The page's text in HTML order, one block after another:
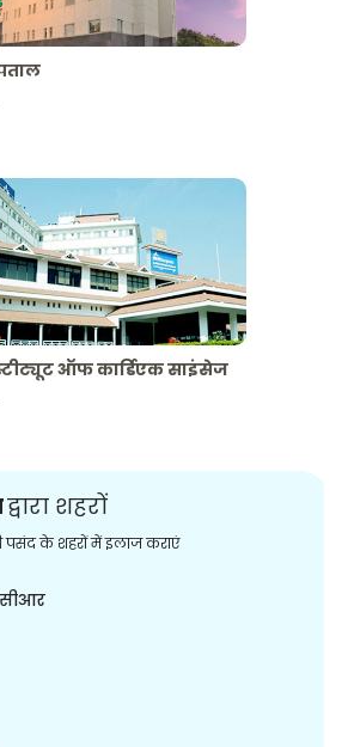
ऑफ कार्डिएक साइंसेज
द्वारा शहरों
के शहरों में इलाज कराएं